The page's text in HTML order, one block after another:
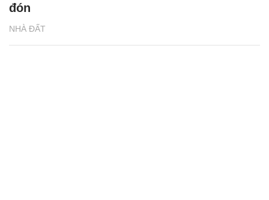
NHÀ ĐẤT
đón